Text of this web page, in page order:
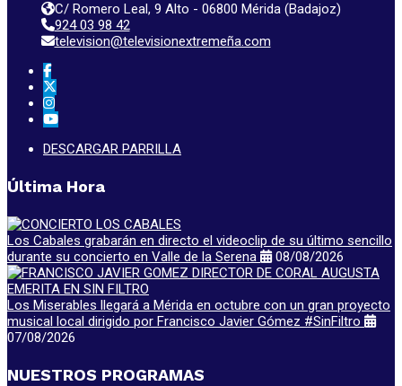
C/ Romero Leal, 9 Alto - 06800 Mérida (Badajoz)
924 03 98 42
television@televisionextremeña.com
DESCARGAR PARRILLA
Última Hora
Los Cabales grabarán en directo el videoclip de su último sencillo
durante su concierto en Valle de la Serena
08/08/2026
Los Miserables llegará a Mérida en octubre con un gran proyecto
musical local dirigido por Francisco Javier Gómez #SinFiltro
07/08/2026
NUESTROS PROGRAMAS